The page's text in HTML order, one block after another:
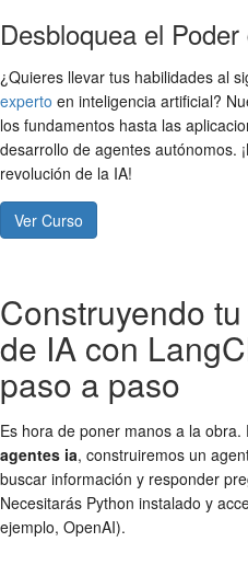
Desbloquea el
¿Quieres llevar tus habilidades al
experto en inteligencia artificial?
los fundamentos hasta las
desarrollo de agentes autónomos.
revolución de la IA!
Ver Curso
Construyendo
de IA con
paso a paso
Es hora de poner manos a la
agentes ia, construiremos un
buscar información y responder
Necesitarás Python instalado y
ejemplo, OpenAI).